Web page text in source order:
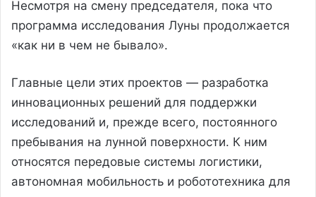
Несмотря на смену председателя, пока что
программа исследования Луны продолжается
«как ни в чем не бывало».
Главные цели этих проектов — разработка
инновационных решений для поддержки
исследований и, прежде всего, постоянного
пребывания на лунной поверхности. К ним
относятся передовые системы логистики,
автономная мобильность и робототехника для